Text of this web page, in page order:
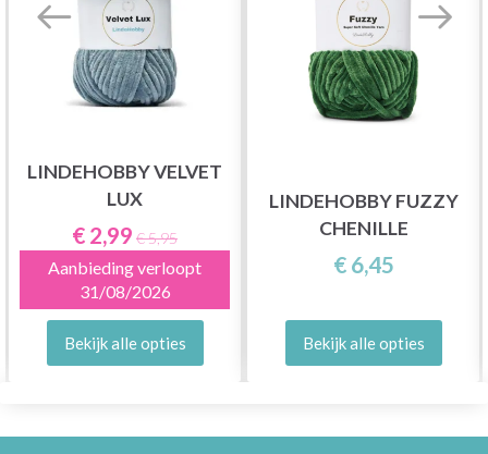
LINDEHOBBY VELVET
LUX
€ 2,99 € 5,95
Aanbieding verloopt
31/08/2026
Bekijk alle opties
LINDEHOBBY FUZZY
CHENILLE
€ 6,45
Bekijk alle opties